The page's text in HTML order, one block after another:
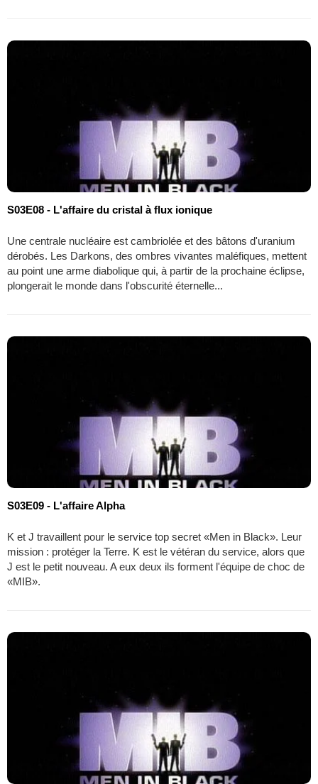
S03E08 - L'affaire du cristal à flux ionique
Une centrale nucléaire est cambriolée et des bâtons d'uranium
dérobés. Les Darkons, des ombres vivantes maléfiques, mettent
au point une arme diabolique qui, à partir de la prochaine éclipse,
plongerait le monde dans l'obscurité éternelle...
S03E09 - L'affaire Alpha
K et J travaillent pour le service top secret «Men in Black». Leur
mission : protéger la Terre. K est le vétéran du service, alors que
J est le petit nouveau. A eux deux ils forment l'équipe de choc de
«MIB».